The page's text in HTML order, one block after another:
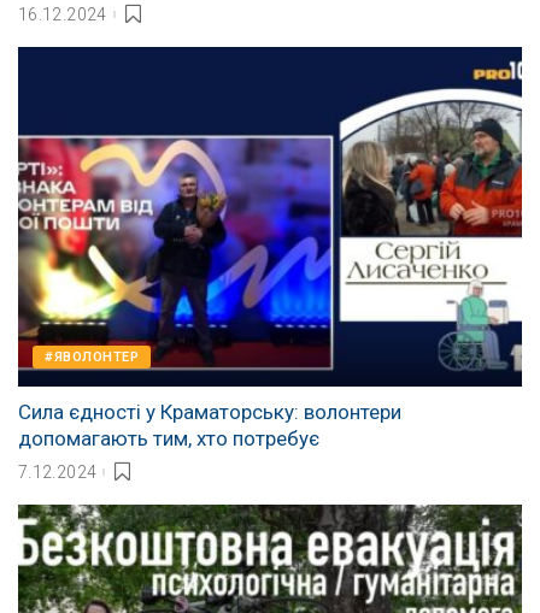
16.12.2024
#ЯВОЛОНТЕР
Сила єдності у Краматорську: волонтери
допомагають тим, хто потребує
7.12.2024